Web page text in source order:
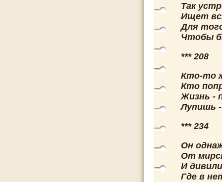
Так
Ищет
Для
Чтобы
*** 208
Кто-то
Кто
Жизнь -
Лупишь
*** 234
Он
От
И
Где в